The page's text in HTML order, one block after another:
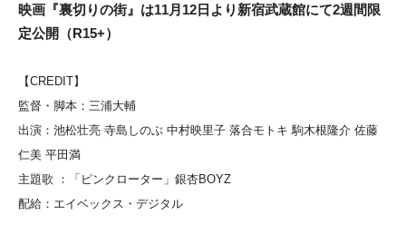
映画『裏切りの街』は11月12日より新宿武蔵館にて2週間限
定公開（R15+）
【CREDIT】
監督・脚本：三浦大輔
出演：池松壮亮 寺島しのぶ 中村映里子 落合モトキ 駒木根隆介 佐藤
仁美 平田満
主題歌 ：「ピンクローター」銀杏BOYZ
配給：エイベックス・デジタル